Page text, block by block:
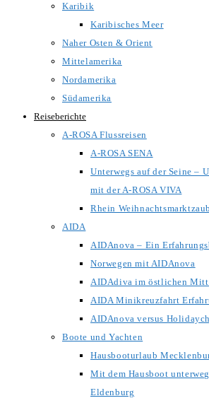
Karibik
Karibisches Meer
Naher Osten & Orient
Mittelamerika
Nordamerika
Südamerika
Reiseberichte
A-ROSA Flussreisen
A-ROSA SENA
Unterwegs auf der Seine –
mit der A-ROSA VIVA
Rhein
AIDA
AIDAnova – Ein
Norwegen mit AIDAnova
AIDAdiva im östlichen
AIDA Minikreuzfahrt
AIDAnova versus
Boote und Yachten
Hausbooturlaub
Mit dem Hausboot
Eldenburg